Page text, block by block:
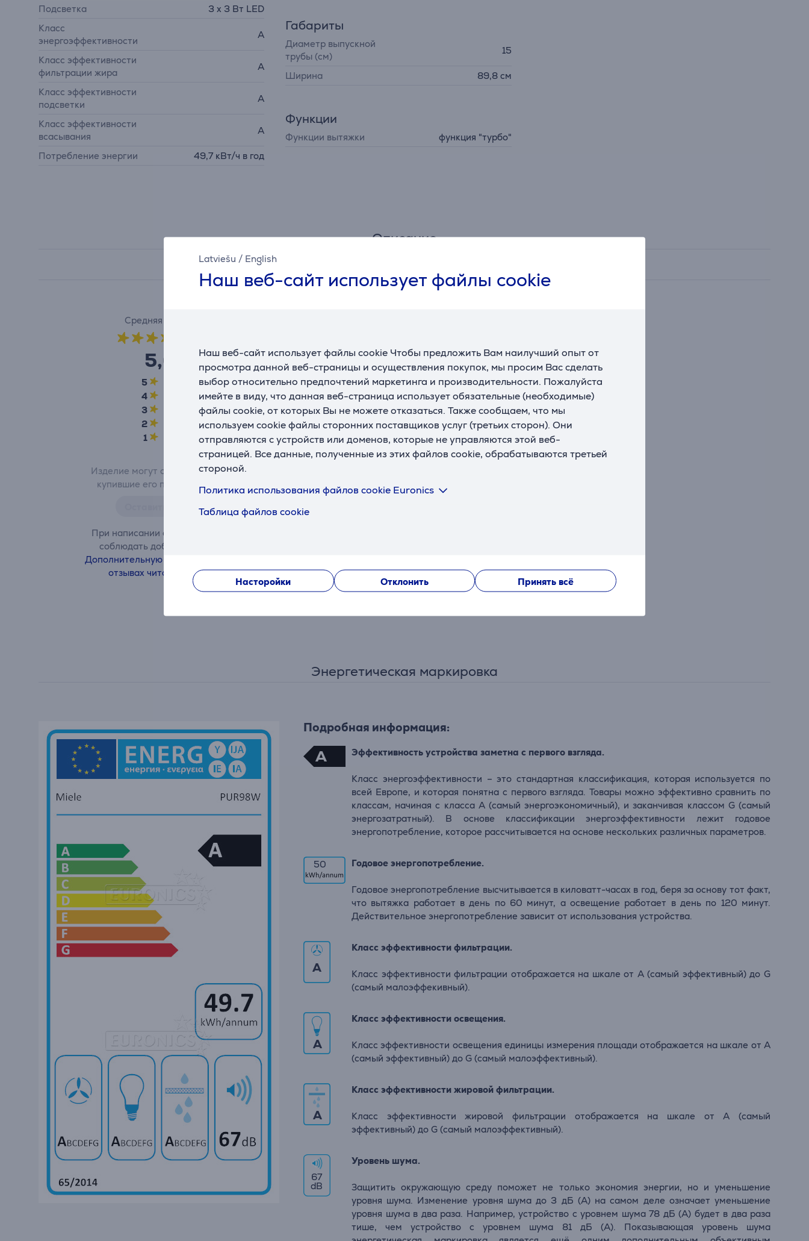
Latviešu / English
Наш веб-сайт использует файлы cookie
Наш веб-сайт использует файлы cookie Чтобы предложить Вам наилучший опыт от
просмотра данной веб-страницы и осуществления покупок, мы просим Вас сделать
выбор относительно предпочтений маркетинга и производительности. Пожалуйста
имейте в виду, что данная веб-страница использует обязательные (необходимые)
файлы cookie, от которых Вы не можете отказаться. Также сообщаем, что мы
используем cookie файлы сторонних поставщиков услуг (третьих сторон). Они
отправляются с устройств или доменов, которые не управляются этой веб-
страницей. Все данные, полученные из этих файлов cookie, обрабатываются третьей
стороной.
Политика использования файлов cookie Euronics
Таблица файлов cookie
Насторойки Отклонить Принять всё
Подсветка
3 x 3 Вт LED
Класс
энергоэффективности
A
Класс эффективности
фильтрации жира
A
Класс эффективности
подсветки
A
Класс эффективности
всасывания
A
Потребление энергии 49,7 кВт/ч в год
Габариты
Диаметр выпускной
трубы (см)
15
Ширина 89,8 см
Функции
Функции вытяжки функция "турбо"
Описание
Средняя оценка
5,0
5
4
3
2
1
Изделие могут оценить только
купившие его пользователи.
При написании отзыва просим
соблюдать добрые обычаи.
Дополнительную информацию об
отзывах читайте здесь.
Энергетическая маркировка
Подробная информация:
A Эффективность устройства заметна с первого взгляда.
Класс энергоэффективности – это стандартная классификация, которая используется по
всей Европе, и которая понятна с первого взгляда. Товары можно эффективно сравнить по
классам, начиная с класса А (самый энергоэкономичный), и заканчивая классом G (самый
энергозатратный). В основе классификации энергоэффективности лежит годовое
энергопотребление, которое рассчитывается на основе нескольких различных параметров.
50 Годовое энергопотребление.
Годовое энергопотребление высчитывается в киловатт-часах в год, беря за основу тот факт,
что вытяжка работает в день по 60 минут, а освещение работает в день по 120 минут.
Действительное энергопотребление зависит от использования устройства.
A
Класс эффективности фильтрации.
Класс эффективности фильтрации отображается на шкале от А (самый эффективный) до G
(самый малоэффекивный).
A
Класс эффективности освещения.
Класс эффективности освещения единицы измерения площади отображается на шкале от А
(самый эффективный) до G (самый малоэффективный).
A
Класс эффективности жировой фильтрации.
Класс эффективности жировой фильтрации отображается на шкале от А (самый
эффективный) до G (самый малоэффективный).
67
dB
Уровень шума.
Защитить окружающую среду поможет не только экономия энергии, но и уменьшение
уровня шума. Изменение уровня шума до 3 дБ (А) на самом деле означает уменьшение
уровня шума в два раза. Например, устройство с уровнем шума 78 дБ (А) будет в два раза
тише, чем устройство с уровнем шума 81 дБ (А). Показывающая уровень шума